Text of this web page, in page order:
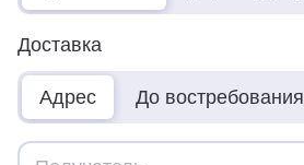
Доставка
Адрес До востребования